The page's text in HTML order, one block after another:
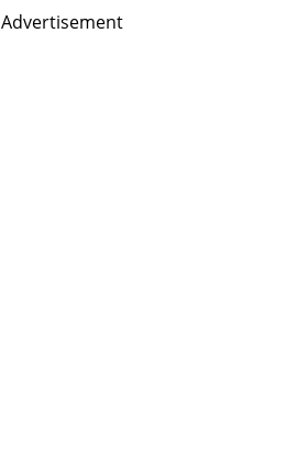
Advertisement